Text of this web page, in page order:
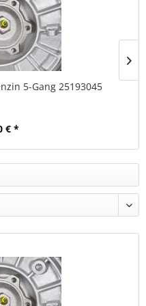
5-Gang 25193045
€ *